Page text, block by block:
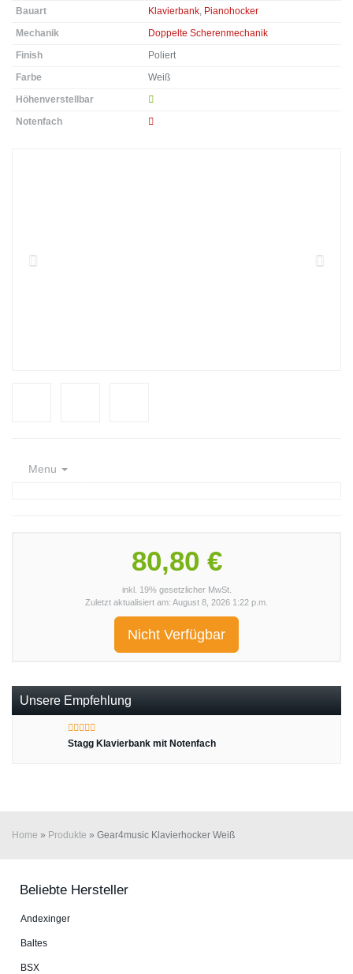
Bauart
Klavierbank, Pianohocker
Mechanik
Doppelte Scherenmechanik
Finish
Poliert
Farbe
Weiß
Höhenverstellbar
Notenfach
Menu
80,80 €
inkl. 19% gesetzlicher MwSt.
Zuletzt aktualisiert am: August 8, 2026 1:22 p.m.
Nicht Verfügbar
Unsere Empfehlung
Stagg Klavierbank mit Notenfach
Home » Produkte » Gear4music Klavierhocker Weiß
Beliebte Hersteller
An­dex­in­ger
Baltes
BSX